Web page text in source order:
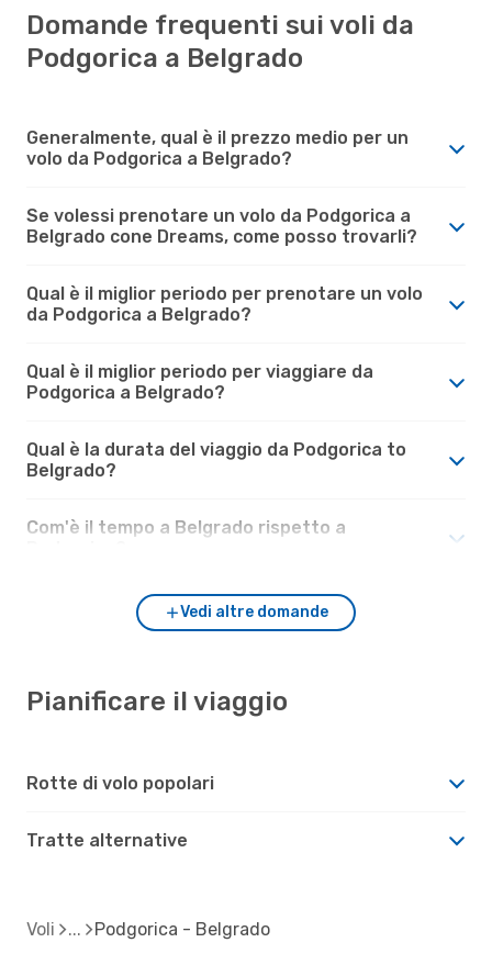
Domande frequenti sui voli da
Podgorica a Belgrado
Generalmente, qual è il prezzo medio per un
volo da Podgorica a Belgrado?
Se volessi prenotare un volo da Podgorica a
Belgrado cone Dreams, come posso trovarli?
Qual è il miglior periodo per prenotare un volo
da Podgorica a Belgrado?
Qual è il miglior periodo per viaggiare da
Podgorica a Belgrado?
Qual è la durata del viaggio da Podgorica to
Belgrado?
Com'è il tempo a Belgrado rispetto a
Vedi altre domande
Pianificare il viaggio
Rotte di volo popolari
Tratte alternative
Voli Podgorica - Belgrado